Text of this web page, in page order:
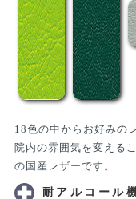
18色の中からお好みの
院内の雰囲気を変える
の国産レザーです。
耐アルコール